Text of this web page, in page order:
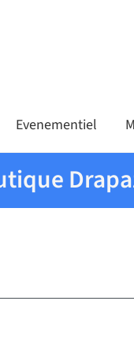
Evenementiel